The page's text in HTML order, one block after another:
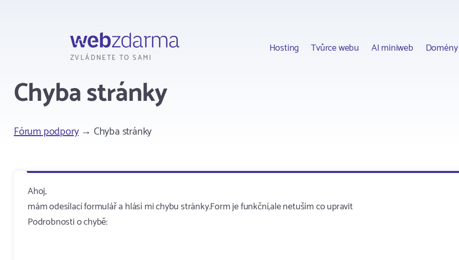
ZVLÁDNETE TO SAMI
Hosting Tvůrce webu AI miniweb Domény
Chyba stránky
Fórum podpory→ Chyba stránky
Ahoj,
mám odesílací formulář a hlásí mi chybu stránky.Form je funkční,ale netuším co upravit
Podrobnosti o chybě: